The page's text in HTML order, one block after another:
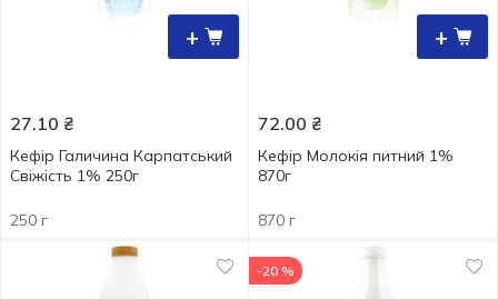
+
27.10 ₴
Кефір Галичина Карпатський
Свіжість 1% 250г
250 г
+
72.00 ₴
Кефір Молокія питний 1%
870г
870 г
-20 %